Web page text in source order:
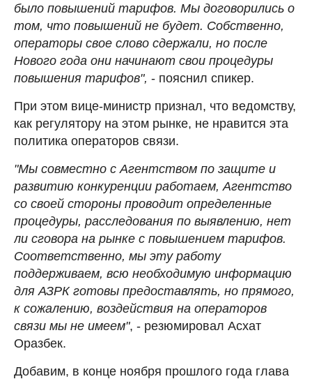
было повышений тарифов. Мы договорились о
том, что повышений не будет. Собственно,
операторы свое слово сдержали, но после
Нового года они начинают свои процедуры
повышения тарифов", - пояснил спикер.
При этом вице-министр признал, что ведомству,
как регулятору на этом рынке, не нравится эта
политика операторов связи.
"Мы совместно с Агентством по защите и
развитию конкуренции работаем, Агентство
со своей стороны проводит определенные
процедуры, расследования по выявлению, нет
ли сговора на рынке с повышением тарифов.
Соответственно, мы эту работу
поддерживаем, всю необходимую информацию
для АЗРК готовы предоставлять, но прямого,
к сожалению, воздействия на операторов
связи мы не имеем", - резюмировал Асхат
Оразбек.
Добавим, в конце ноября прошлого года глава